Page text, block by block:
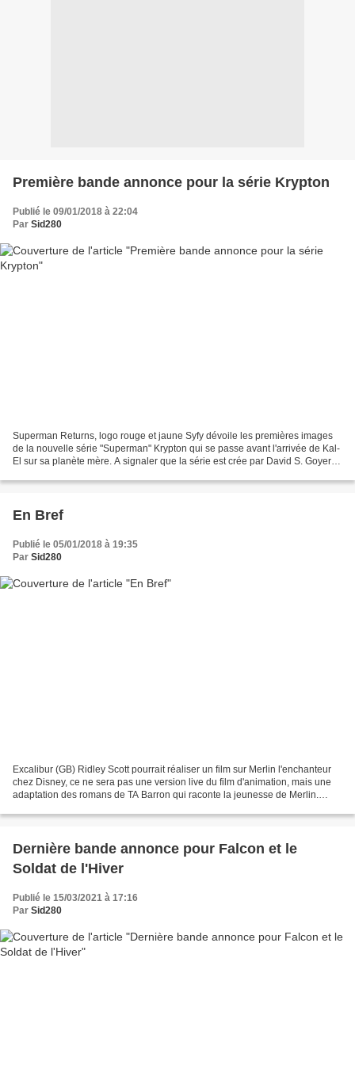
Première bande annonce pour la série Krypton
Publié le 09/01/2018 à 22:04
Par Sid280
Superman Returns, logo rouge et jaune Syfy dévoile les premières images
de la nouvelle série "Superman" Krypton qui se passe avant l'arrivée de Kal-
El sur sa planète mère. A signaler que la série est crée par David S. Goyer et
En Bref
Publié le 05/01/2018 à 19:35
Par Sid280
Excalibur (GB) Ridley Scott pourrait réaliser un film sur Merlin l'enchanteur
chez Disney, ce ne sera pas une version live du film d'animation, mais une
adaptation des romans de TA Barron qui raconte la jeunesse de Merlin.
Dernière bande annonce pour Falcon et le
Soldat de l'Hiver
Publié le 15/03/2021 à 17:16
Par Sid280